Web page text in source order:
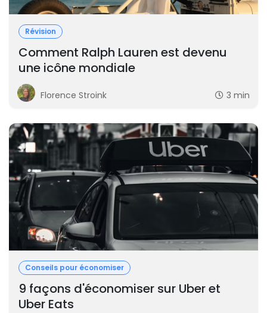
Révision
Comment Ralph Lauren est devenu
une icône mondiale
Florence Stroink 3 min
Conseils pour économiser
9 façons d'économiser sur Uber et
Uber Eats